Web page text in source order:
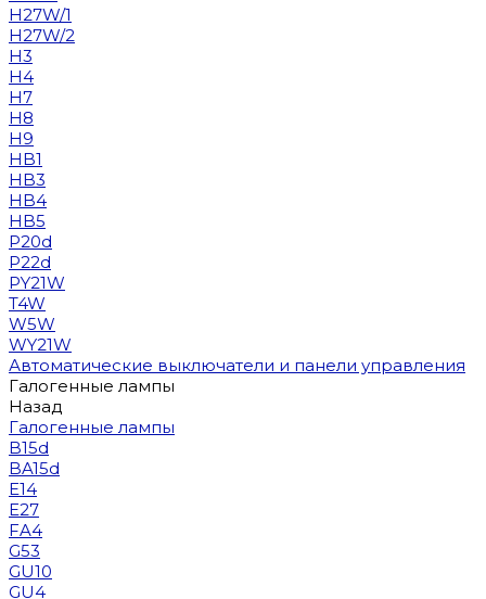
H27W/1
H27W/2
H3
H4
H7
H8
H9
HB1
HB3
HB4
HB5
P20d
P22d
PY21W
T4W
W5W
WY21W
Автоматические выключатели и панели управления
Галогенные лампы
Назад
Галогенные лампы
B15d
BA15d
E14
E27
FA4
G53
GU10
GU4